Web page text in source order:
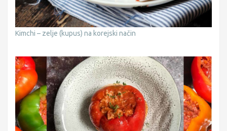
Kimchi – zelje (kupus) na korejski način